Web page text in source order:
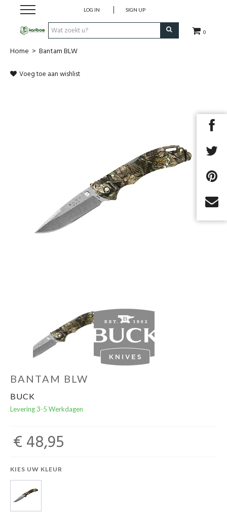
0
LOG IN SIGN UP
Cadeaubon
Klimmen
Home > Bantam BLW
Voeg toe aan wishlist
Next
BANTAM BLW
BUCK
Levering 3-5 Werkdagen
€ 48,95
KIES UW KLEUR